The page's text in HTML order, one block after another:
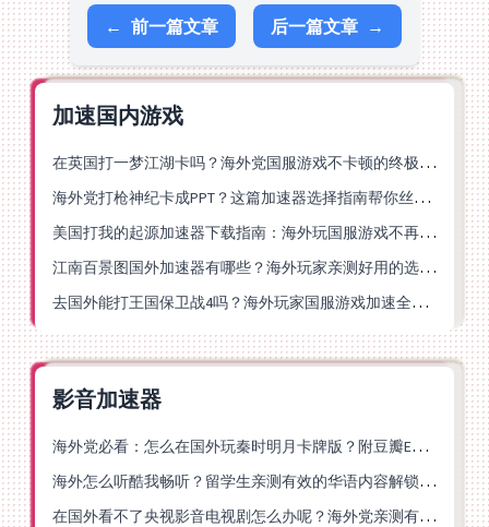
← 前一篇文章 后一篇文章 →
加速国内游戏
在英国打一梦江湖卡吗？海外党国服游戏不卡顿的终极解法
海外党打枪神纪卡成PPT？这篇加速器选择指南帮你丝滑上分
美国打我的起源加速器下载指南：海外玩国服游戏不再卡的终极方案
江南百景图国外加速器有哪些？海外玩家亲测好用的选择与避坑指南
去国外能打王国保卫战4吗？海外玩家国服游戏加速全攻略（附公主连结幻想江湖实测）
影音加速器
海外党必看：怎么在国外玩秦时明月卡牌版？附豆瓣EZCast地区限制破解法
海外怎么听酷我畅听？留学生亲测有效的华语内容解锁指南
在国外看不了央视影音电视剧怎么办呢？海外党亲测有效的回国加速方案